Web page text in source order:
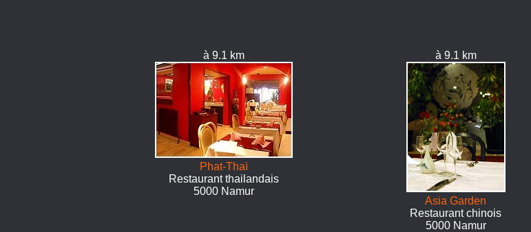
à 9.1 km
Phat-Thaï
Restaurant thailandais
5000 Namur
à 9.1 km
Asia Garden
Restaurant chinois
5000 Namur